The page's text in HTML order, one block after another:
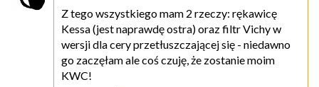
Z tego wszystkiego mam 2 rzeczy: rękawicę
Kessa (jest naprawdę ostra) oraz filtr Vichy w
wersji dla cery przetłuszczającej się - niedawno
go zaczęłam ale coś czuję, że zostanie moim
KWC!